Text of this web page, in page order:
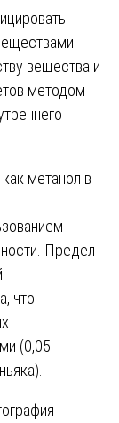
вещества и
методом
метанол в
Предел
что
(0,05